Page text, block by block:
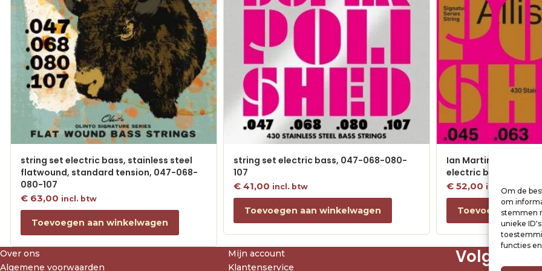
Om de
om
stemmen
unieke
functies
string set electric bass, stainless steel
flatwound, standard tension, 047-068-
080-107
€ 63,00 incl. btw
Toevoegen aan winkelwagen
string set electric bass, 047-068-080-
107
€ 41,00 incl. btw
Toevoegen aan winkelwagen
Ian Martin Allison
electric bass, 045-
€52,00 incl. btw
Toevoegen aan
Over ons
Algemene voorwaarden
Mijn account
Klantenservice
Volg ons